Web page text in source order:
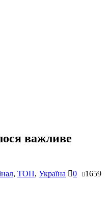
важливе
, ТОП, Україна 0 1659